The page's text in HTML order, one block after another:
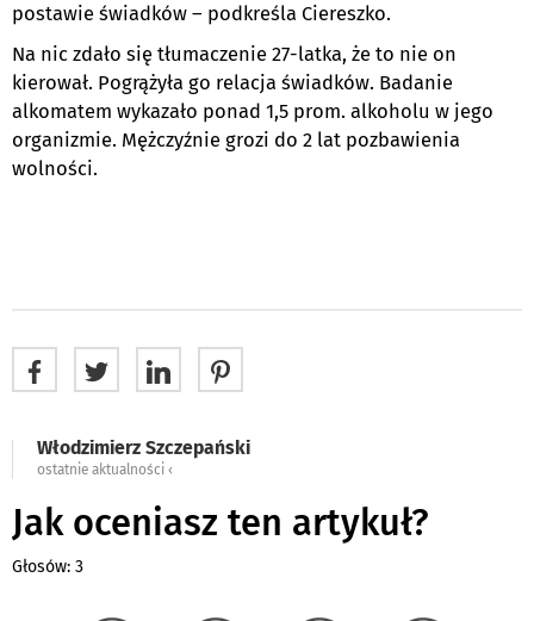
postawie świadków – podkreśla Ciereszko.
Na nic zdało się tłumaczenie 27-latka, że to nie on
kierował. Pogrążyła go relacja świadków. Badanie
alkomatem wykazało ponad 1,5 prom. alkoholu w jego
organizmie. Mężczyźnie grozi do 2 lat pozbawienia
wolności.
Włodzimierz Szczepański
ostatnie aktualności ‹
Jak oceniasz ten artykuł?
Głosów: 3